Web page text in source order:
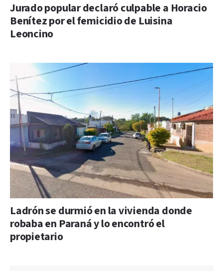
Jurado popular declaró culpable a Horacio
Benítez por el femicidio de Luisina
Leoncino
Ladrón se durmió en la vivienda donde
robaba en Paraná y lo encontró el
propietario